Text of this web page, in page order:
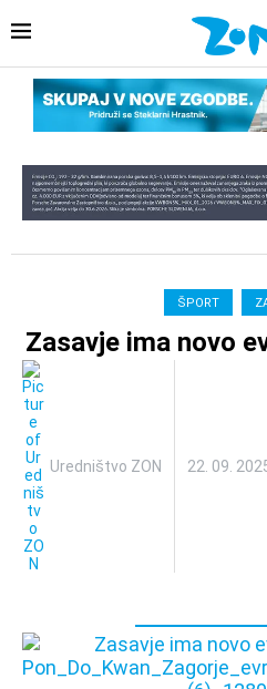
ŠPORT
Zasavje ima novo
Uredništvo ZON 22. 09.